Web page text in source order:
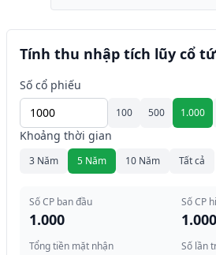
Tính thu nhập tích lũy cổ
Số cổ phiếu
100 500 1.000
Khoảng thời gian
3 Năm 5 Năm 10 Năm Tất cả
Số CP ban đầu
1.000
Số CP
1.000
Tổng tiền mặt nhận Số lần